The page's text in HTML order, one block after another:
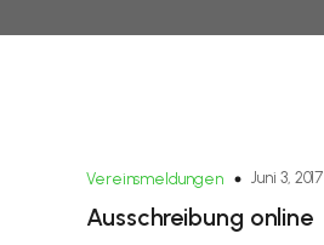
Vereinsmeldungen Juni 3, 2017
Ausschreibung online